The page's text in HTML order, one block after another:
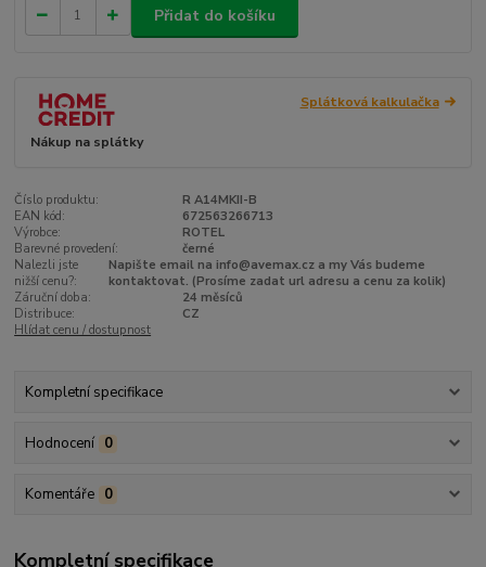
Přidat do košíku
Splátková kalkulačka
Nákup na splátky
Číslo produktu:
R A14MKII-B
EAN kód:
672563266713
Výrobce:
ROTEL
Barevné provedení:
černé
Nalezli jste
nižší cenu?:
Napište email na info@avemax.cz a my Vás budeme
kontaktovat. (Prosíme zadat url adresu a cenu za kolik)
Záruční doba:
24 měsíců
Distribuce:
CZ
Hlídat cenu / dostupnost
Kompletní specifikace
Hodnocení 0
Komentáře 0
Kompletní specifikace